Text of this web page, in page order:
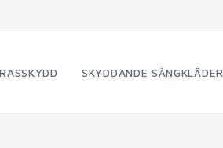
SKYDDANDE SÄNGKLÄDER